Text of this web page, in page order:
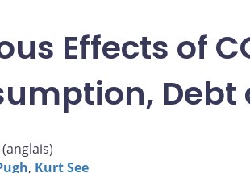
Effects of
Debt
anglais)
, Kurt See